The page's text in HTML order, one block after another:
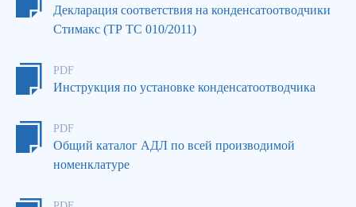
Декларация соответствия на конденсатоотводчики
Стимакс (ТР ТС 010/2011)
PDF
Инструкция по установке конденсатоотводчика
PDF
Общий каталог АДЛ по всей производимой
номенклатуре